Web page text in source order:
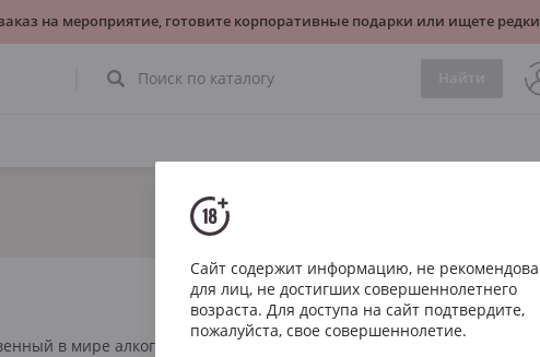
в мире алкогольный напиток, который не только неотделим
Сайт содержит информацию, не
для лиц, не достигших совершеннолетнего
возраста. Для доступа на сайт подтвердите,
пожалуйста, свое совершеннолетие.
на мероприятие, готовите корпоративные подарки или ищете